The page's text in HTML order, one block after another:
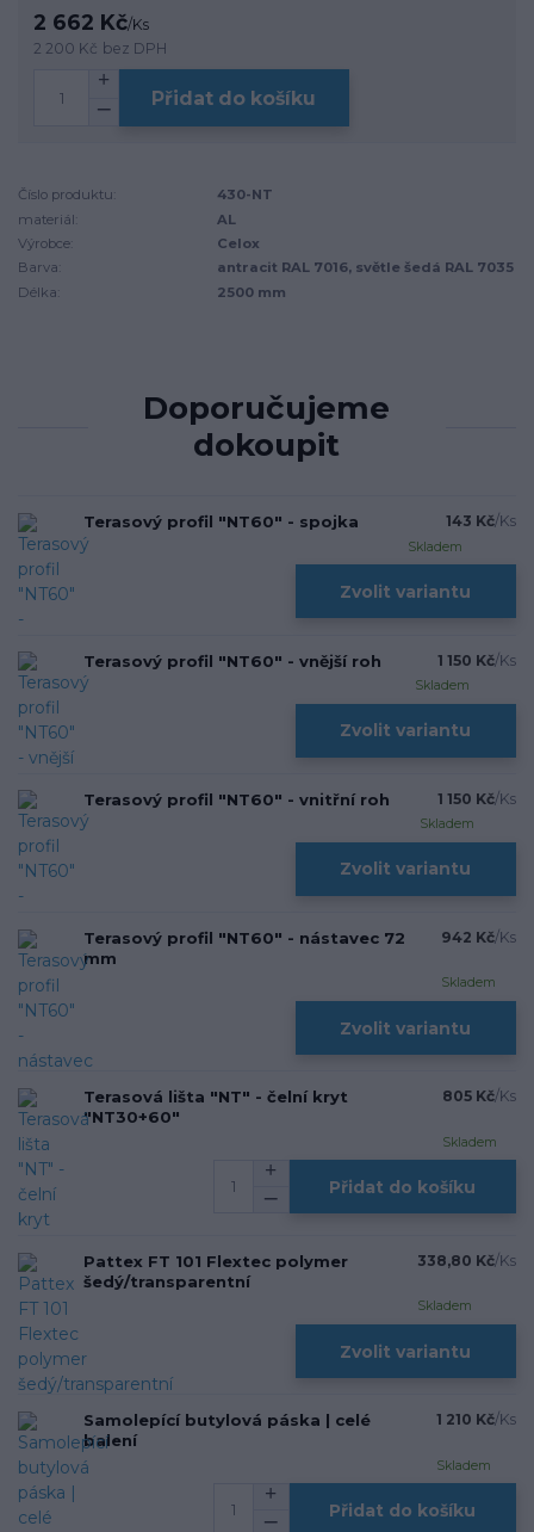
2 662 Kč/Ks
2 200 Kč bez DPH
Přidat do košíku
Číslo produktu:
430-NT
materiál:
AL
Výrobce:
Celox
Barva:
antracit RAL 7016, světle šedá RAL 7035
Délka:
2500 mm
Doporučujeme
dokoupit
Terasový profil "NT60" - spojka 143 Kč/Ks
Skladem
Zvolit variantu
Terasový profil "NT60" - vnější roh 1 150 Kč/Ks
Skladem
Zvolit variantu
Terasový profil "NT60" - vnitřní roh 1 150 Kč/Ks
Skladem
Zvolit variantu
Terasový profil "NT60" - nástavec 72
mm
942 Kč/Ks
Skladem
Zvolit variantu
Terasová lišta "NT" - čelní kryt
"NT30+60"
805 Kč/Ks
Skladem
Přidat do košíku
Pattex FT 101 Flextec polymer
šedý/transparentní
338,80 Kč/Ks
Skladem
Zvolit variantu
Samolepící butylová páska | celé
balení
1 210 Kč/Ks
Skladem
Přidat do košíku